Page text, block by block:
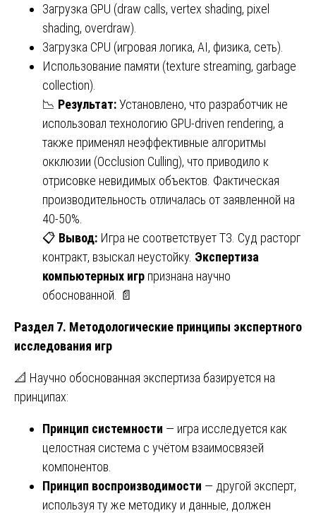
Загрузка GPU (draw calls, vertex shading, pixel
shading, overdraw).
Загрузка CPU (игровая логика, AI, физика, сеть).
Использование памяти (texture streaming, garbage
collection).
📉 Результат:Установлено, что разработчик не
использовал технологию GPU-driven rendering, а
также применял неэффективные алгоритмы
окклюзии (Occlusion Culling), что приводило к
отрисовке невидимых объектов. Фактическая
производительность отличалась от заявленной на
40-50%.
📋 Вывод: Игра не соответствует ТЗ. Суд расторг
контракт, взыскал неустойку. Экспертиза
компьютерных игр признана научно
обоснованной. 📄
Раздел 7. Методологические принципы экспертного
исследования игр
📐 Научно обоснованная экспертиза базируется на
принципах:
Принцип системности — игра исследуется как
целостная система с учётом взаимосвязей
компонентов.
Принцип воспроизводимости — другой эксперт,
используя ту же методику и данные, должен